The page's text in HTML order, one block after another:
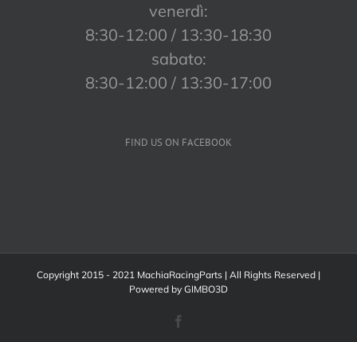
venerdì:
8:30-12:00 / 13:30-18:30
sabato:
8:30-12:00 / 13:30-17:00
FIND US ON FACEBOOK
Copyright 2015 - 2021 MachiaRacingParts | All Rights Reserved |
Powered by GIMBO3D